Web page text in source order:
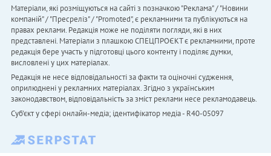
Матеріали, які розміщуються на сайті з позначкою "Реклама" / "Новини
компаній" / "Пресреліз" / "Promoted", є рекламними та публікуються на
правах реклами. Редакція може не поділяти погляди, які в них
представлені. Матеріали з плашкою СПЕЦПРОЄКТ є рекламними, проте
редакція бере участь у підготовці цього контенту і поділяє думки,
висловлені у цих матеріалах.
Редакція не несе відповідальності за факти та оціночні судження,
оприлюднені у рекламних матеріалах. Згідно з українським
законодавством, відповідальність за зміст реклами несе рекламодавець.
Cуб'єкт у сфері онлайн-медіа; ідентифікатор медіа - R40-05097